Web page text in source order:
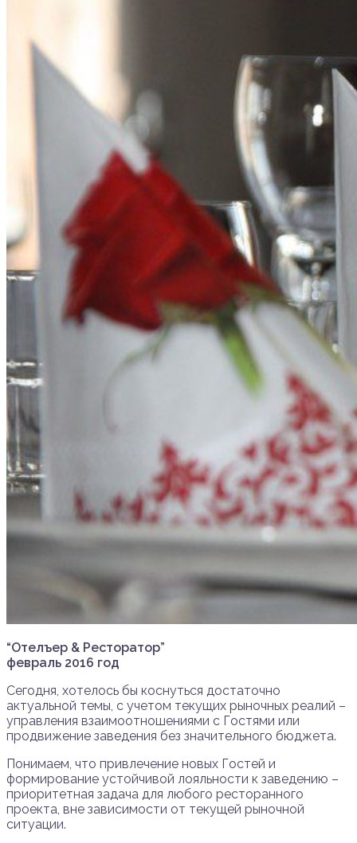
“Отелъер & Ресторатор”
февраль 2016 год
Сегодня, хотелось бы коснуться достаточно
актуальной темы, с учетом текущих рыночных реалий –
управления взаимоотношениями с Гостями или
продвижение заведения без значительного бюджета.
Понимаем, что привлечение новых Гостей и
формирование устойчивой лояльности к заведению –
приоритетная задача для любого ресторанного
проекта, вне зависимости от текущей рыночной
ситуации.